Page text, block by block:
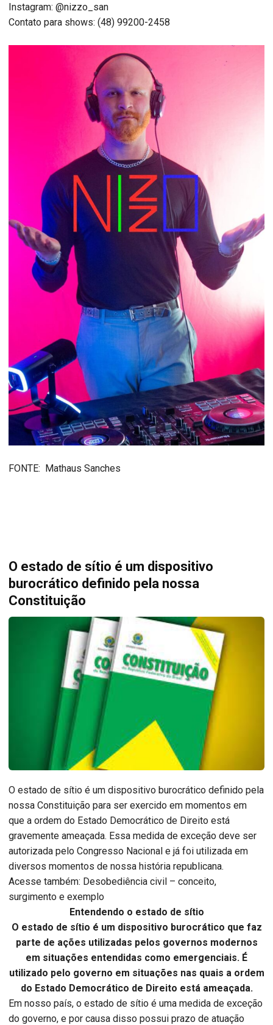
Instagram: @nizzo_san
Contato para shows: (48) 99200-2458
FONTE: Mathaus Sanches
O estado de sítio é um dispositivo
burocrático definido pela nossa
Constituição
O estado de sítio é um dispositivo burocrático definido pela
nossa Constituição para ser exercido em momentos em
que a ordem do Estado Democrático de Direito está
gravemente ameaçada. Essa medida de exceção deve ser
autorizada pelo Congresso Nacional e já foi utilizada em
diversos momentos de nossa história republicana.
Acesse também: Desobediência civil – conceito,
surgimento e exemplo
Entendendo o estado de sítio
O estado de sítio é um dispositivo burocrático que faz
parte de ações utilizadas pelos governos modernos
em situações entendidas como emergenciais. É
utilizado pelo governo em situações nas quais a ordem
do Estado Democrático de Direito está ameaçada.
Em nosso país, o estado de sítio é uma medida de exceção
do governo, e por causa disso possui prazo de atuação